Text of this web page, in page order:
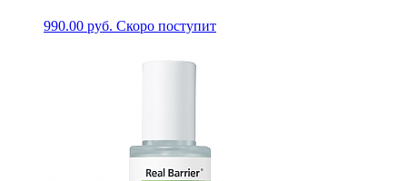
990.00 руб. Скоро поступит